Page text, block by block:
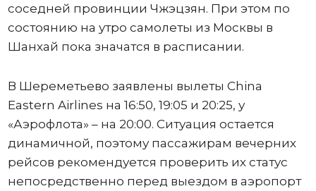
соседней провинции Чжэцзян. При этом по
состоянию на утро самолеты из Москвы в
Шанхай пока значатся в расписании.
В Шереметьево заявлены вылеты China
Eastern Airlines на 16:50, 19:05 и 20:25, у
«Аэрофлота» – на 20:00. Ситуация остается
динамичной, поэтому пассажирам вечерних
рейсов рекомендуется проверить их статус
непосредственно перед выездом в аэропорт